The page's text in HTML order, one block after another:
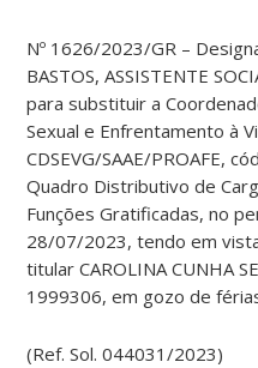
Nº 1626/2023/GR –
BASTOS, ASSISTENTE
para substituir a
Sexual e Enfrentamento à
CDSEVG/SAAE/PROAFE,
Quadro Distributivo de
Funções Gratificadas, no
28/07/2023, tendo em
titular CAROLINA CUNHA
1999306, em gozo de
(Ref. Sol. 044031/2023)